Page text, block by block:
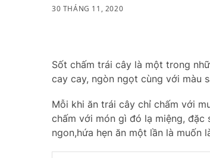
30 THÁNG 11, 2020
Sốt chấm trái cây là một trong
cay cay, ngòn ngọt cùng với màu
Mỗi khi ăn trái cây chỉ chấm với
chấm với món gì đó lạ miệng, đặc
ngon,hứa hẹn ăn một lần là muốn